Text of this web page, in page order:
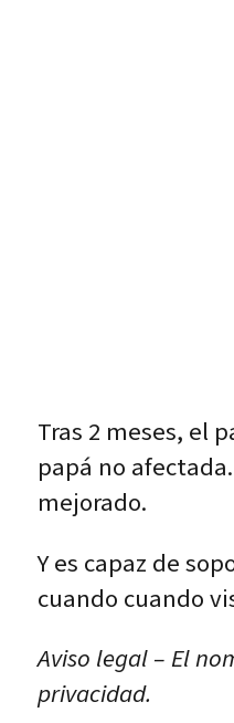
Tras 2 meses, el
papá no
mejorado.
Y es capaz de
cuando cuando
Aviso legal – El
privacidad.